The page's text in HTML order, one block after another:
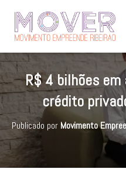
R$ 4 bilhões em
crédito
Publicado por Movimento